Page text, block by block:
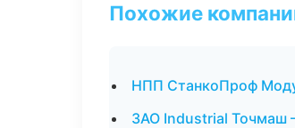
Похожие
НПП СтанкоПроф
ЗАО Industrial Точмаш